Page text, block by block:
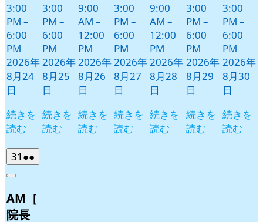
3:00
PM –
6:00
PM
2026年
8月24
日
続きを
読む
3:00
PM –
6:00
PM
2026年
8月25
日
続きを
読む
9:00
AM –
12:00
PM
2026年
8月26
日
続きを
読む
3:00
PM –
6:00
PM
2026年
8月27
日
続きを
読む
9:00
AM –
12:00
PM
2026年
8月28
日
続きを
読む
3:00
PM –
6:00
PM
2026年
8月29
日
続きを
読む
3:00
PM –
6:00
PM
2026年
8月30
日
続きを
読む
31 2026
年
月
31
●●
件
イ
Close
AM［
院長